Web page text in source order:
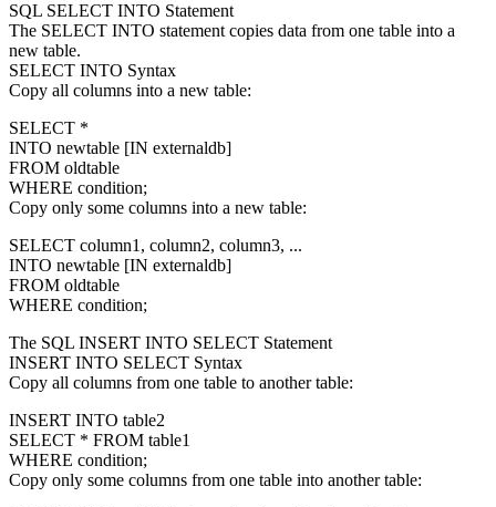
SQL SELECT INTO Statement
The SELECT INTO statement copies data from one table into a
new table.
SELECT INTO Syntax
Copy all columns into a new table:
SELECT *
INTO newtable [IN externaldb]
FROM oldtable
WHERE condition;
Copy only some columns into a new table:
SELECT column1, column2, column3, ...
INTO newtable [IN externaldb]
FROM oldtable
WHERE condition;
The SQL INSERT INTO SELECT Statement
INSERT INTO SELECT Syntax
Copy all columns from one table to another table:
INSERT INTO table2
SELECT * FROM table1
WHERE condition;
Copy only some columns from one table into another table: